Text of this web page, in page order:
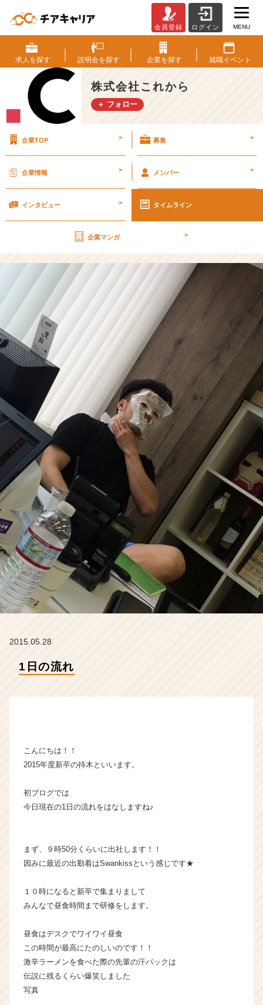
日
の
流
れ
【株
式
れ
の
ラ
イ
ン】
ベ
ン
チ
ー・
成
か
ら
ス
届
就
イ
ト
チ
ア
キ
ャ
r
r）
会員登録 ログイン MENU
求人を探す 説明会を探す 企業を探す 就職イベント
株式会社これから
＋ フォロー
企業TOP > 募集 >
企業情報 > メンバー >
インタビュー > タイムライン
企業マンガ >
2015.05.28
1日の流れ
こんにちは！！
2015年度新卒の待木といいます。
初ブログでは
今日現在の1日の流れをはなしますね♪
まず、９時50分くらいに出社します！！
因みに最近の出勤着はSwankissという感じです★
１０時になると新卒で集まりまして
みんなで昼食時間まで研修をします。
昼食はデスクでワイワイ昼食
この時間が最高にたのしいのです！！
激辛ラーメンを食べた際の先輩の汗パックは
伝説に残るくらい爆笑しました
写真